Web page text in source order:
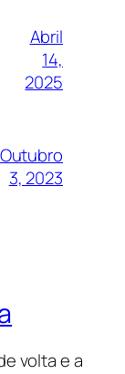
Abril
14,
2025
Outubro
3, 2023
volta e a